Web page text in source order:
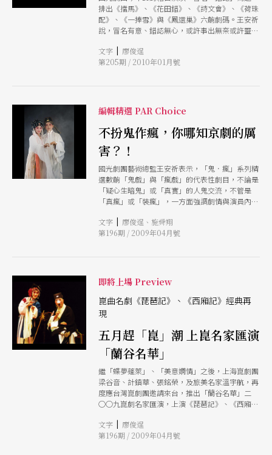
排出《擋馬》、《花田錯》、《詩文會》、《荷珠
配》、《一捧雪》與《鳳還巢》六齣劇碼。王安祈
說，冒名有意、錯認無心，或許事出無奈或許靈機
合，總在命運的轉折處，其所造成的錯位，呼應的
是現實中難以捉摸的人生樣貌。」
文字 | 廖俊逞
第205期 / 2010年01月號
編輯精選 PAR Choice
不扮鬼作瘋，你哪知京劇的厲
害？！
國光劇團藝術總監王安祈表示，「鬼．瘋」系列精
選數齣「鬼戲」與「瘋戲」的代表性劇目，不論是
「疑心生暗鬼」或「真實」的人鬼交流，不管是
「真瘋」或「裝瘋」，一方面強調劇情與演員內在
常的精神狀態」下，演員如何以唱念做打對應詮
釋，來突顯京劇的表演藝術之美。
文字 | 廖俊逞、施舜翔
第196期 / 2009年04月號
即將上場 Preview
崑曲名劇《琵琶記》、《西廂記》經典再
現
五月趕「崑」潮 上崑名家匯演
「蘭谷名華」
繼「蝶夢蓬萊」、「美意嫻情」之後，上海崑劇團
梁谷音、計鎮華、張銘榮，及旅美名家溫宇航，再
度應台灣崑劇團邀請來台，推出「蘭谷名華」二
○○九崑劇名家匯演，上演《琵琶記》、《西廂
名家演唱會」、「經典折子戲」，讓台灣戲迷感受
崑劇藝術的魅力。 台灣崑劇團表示，《琵琶
文字 | 廖俊逞
第196期 / 2009年04月號